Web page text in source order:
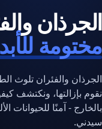
الجرذان
مختومة
الجرذان والفئران تلوث
نقوم بإزالتها، ونكتشف
بالخارج - آمنًا
سيدني.